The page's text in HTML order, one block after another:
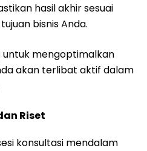
hasil akhir sesuai
bisnis Anda.
mengoptimalkan
akan terlibat aktif dalam
Riset
konsultasi mendalam